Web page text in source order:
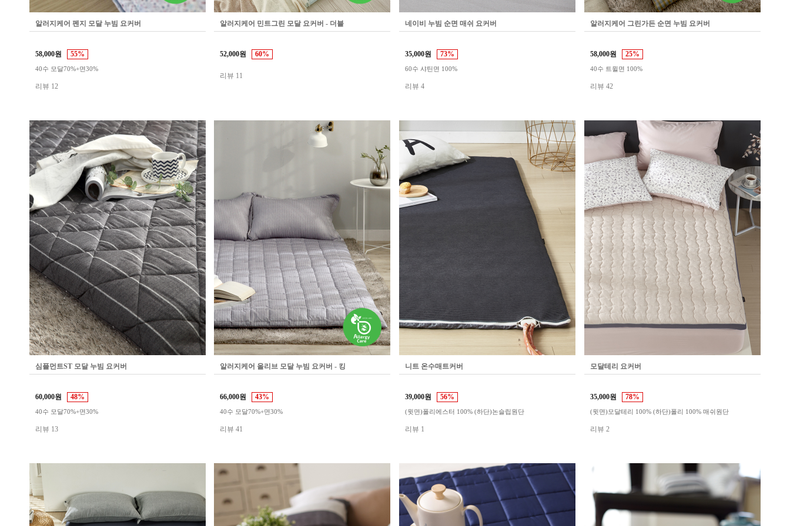
알러지케어 펜지 모달 누빔 요커버
58,000원 55%
40수 모달70%+면30%
리뷰 12
알러지케어 민트그린 모달 요커버 - 더블
52,000원 60%
리뷰 11
네이비 누빔 순면 매쉬 요커버
35,000원 73%
60수 샤틴면 100%
리뷰 4
알러지케어 그린가든 순면 누빔 요커버
58,000원 25%
40수 트윌면 100%
리뷰 42
심플먼트ST 모달 누빔 요커버
60,000원 48%
40수 모달70%+면30%
리뷰 13
알러지케어 올리브 모달 누빔 요커버 - 킹
66,000원 43%
40수 모달70%+면30%
리뷰 41
니트 온수매트커버
39,000원 56%
(윗면)폴리에스터 100% (하단)논슬립원단
리뷰 1
모달테리 요커버
35,000원 78%
(윗면)모달테리 100% (하단)폴리 100% 매쉬원단
리뷰 2